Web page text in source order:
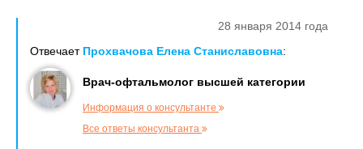
28 января 2014 года
Отвечает Прохвачова Елена Станиславовна:
Врач-офтальмолог высшей категории
Информация о консультанте
Все ответы консультанта